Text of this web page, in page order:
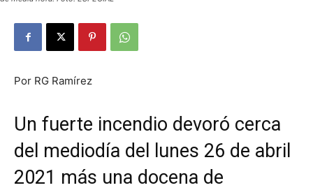
Por RG Ramírez
Un fuerte incendio devoró cerca
del mediodía del lunes 26 de abril
2021 más una docena de